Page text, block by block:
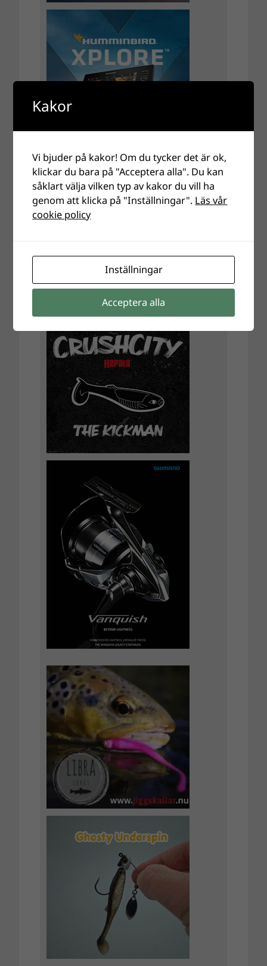
Kakor
Vi bjuder på kakor! Om du tycker det är ok,
klickar du bara på "Acceptera alla". Du kan
såklart välja vilken typ av kakor du vill ha
genom att klicka på "Inställningar". Läs vår
cookie policy
Inställningar
Acceptera alla